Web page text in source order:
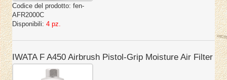
Codice del prodotto: fen-
AFR2000C
Disponibili: 4 pz.
IWATA F A450 Airbrush Pistol-Grip Moisture Air Filter